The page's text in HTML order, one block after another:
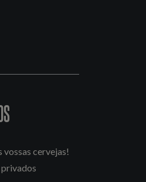
vossas cervejas!
privados